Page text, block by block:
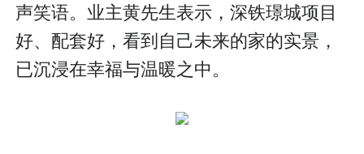
声笑语。业主黄先生表示，深铁璟城项目
好、配套好，看到自己未来的家的实景，
已沉浸在幸福与温暖之中。